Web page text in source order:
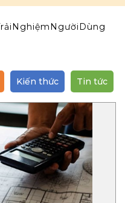
Kiến thức Tin tức